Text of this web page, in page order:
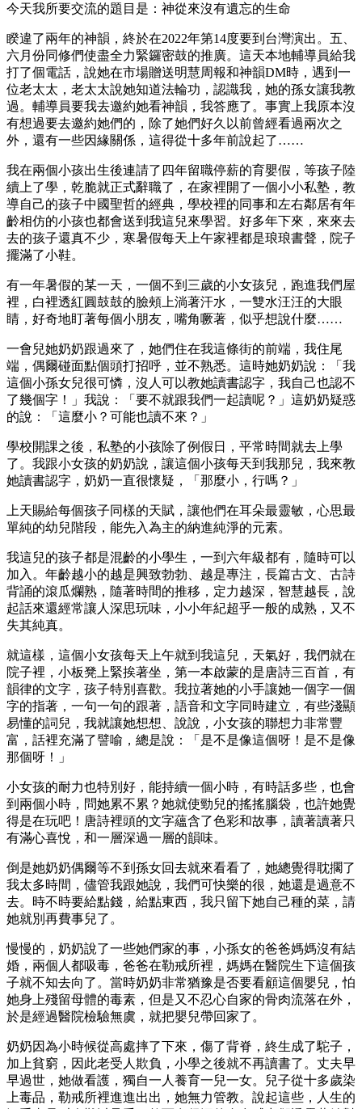
今天我所要交流的題目是：神從來沒有遺忘的生命
睽違了兩年的神韻，終於在2022年第14度要到台灣演出。五、
六月份同修們使盡全力緊鑼密鼓的推廣。這天本地輔導員給我
打了個電話，說她在市場贈送明慧周報和神韻DM時，遇到一
位老太太，老太太說她知道法輪功，認識我，她的孫女讓我教
過。輔導員要我去邀約她看神韻，我答應了。事實上我原本沒
有想過要去邀約她們的，除了她們好久以前曾經看過兩次之
外，還有一些因緣關係，這得從十多年前說起了……
我在兩個小孩出生後連請了四年留職停薪的育嬰假，等孩子陸
續上了學，乾脆就正式辭職了，在家裡開了一個小小私塾，教
導自己的孩子中國聖哲的經典，學校裡的同事和左右鄰居有年
齡相仿的小孩也都會送到我這兒來學習。好多年下來，來來去
去的孩子還真不少，寒暑假每天上午家裡都是琅琅書聲，院子
擺滿了小鞋。
有一年暑假的某一天，一個不到三歲的小女孩兒，跑進我們屋
裡，白裡透紅圓鼓鼓的臉頰上淌著汗水，一雙水汪汪的大眼
睛，好奇地盯著每個小朋友，嘴角噘著，似乎想說什麼……
一會兒她奶奶跟過來了，她們住在我這條街的前端，我住尾
端，偶爾碰面點個頭打招呼，並不熟悉。這時她奶奶說：「我
這個小孫女兒很可憐，沒人可以教她讀書認字，我自己也認不
了幾個字！」我說：「要不就跟我們一起讀呢？」這奶奶疑惑
的說：「這麼小？可能也讀不來？」
學校開課之後，私塾的小孩除了例假日，平常時間就去上學
了。我跟小女孩的奶奶說，讓這個小孩每天到我那兒，我來教
她讀書認字，奶奶一直很懷疑，「那麼小，行嗎？」
上天賜給每個孩子同樣的天賦，讓他們在耳朵最靈敏，心思最
單純的幼兒階段，能先入為主的納進純淨的元素。
我這兒的孩子都是混齡的小學生，一到六年級都有，隨時可以
加入。年齡越小的越是興致勃勃、越是專注，長篇古文、古詩
背誦的滾瓜爛熟，隨著時間的推移，定力越深，智慧越長，說
起話來還經常讓人深思玩味，小小年紀超乎一般的成熟，又不
失其純真。
就這樣，這個小女孩每天上午就到我這兒，天氣好，我們就在
院子裡，小板凳上緊挨著坐，第一本啟蒙的是唐詩三百首，有
韻律的文字，孩子特別喜歡。我拉著她的小手讓她一個字一個
字的指著，一句一句的跟著，語音和文字同時建立，有些淺顯
易懂的詞兒，我就讓她想想、說說，小女孩的聯想力非常豐
富，話裡充滿了譬喻，總是說：「是不是像這個呀！是不是像
那個呀！」
小女孩的耐力也特別好，能持續一個小時，有時話多些，也會
到兩個小時，問她累不累？她就使勁兒的搖搖腦袋，也許她覺
得是在玩吧！唐詩裡頭的文字蘊含了色彩和故事，讀著讀著只
有滿心喜悅，和一層深過一層的韻味。
倒是她奶奶偶爾等不到孫女回去就來看看了，她總覺得耽擱了
我太多時間，儘管我跟她說，我們可快樂的很，她還是過意不
去。時不時要給點錢，給點東西，我只留下她自己種的菜，請
她就別再費事兒了。
慢慢的，奶奶說了一些她們家的事，小孫女的爸爸媽媽沒有結
婚，兩個人都吸毒，爸爸在勒戒所裡，媽媽在醫院生下這個孩
子就不知去向了。當時奶奶非常猶豫是否要看顧這個嬰兒，怕
她身上殘留母體的毒素，但是又不忍心自家的骨肉流落在外，
於是經過醫院檢驗無虞，就把嬰兒帶回家了。
奶奶因為小時候從高處摔了下來，傷了背脊，終生成了駝子，
加上貧窮，因此老受人欺負，小學之後就不再讀書了。丈夫早
早過世，她做看護，獨自一人養育一兒一女。兒子從十多歲染
上毒品，勒戒所裡進進出出，她無力管教。說起這些，人生的